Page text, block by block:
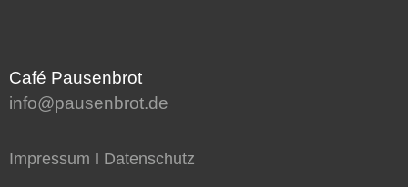
Café Pausenbrot
info@pausenbrot.de
Impressum I Datenschutz